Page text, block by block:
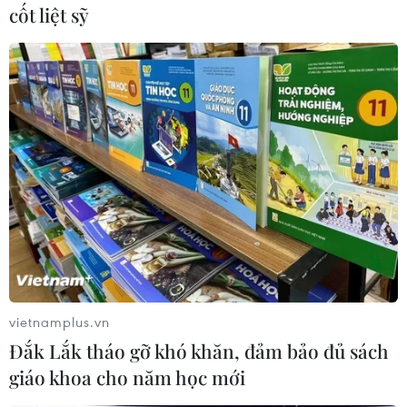
#Quảng cáo
TP. Hà Nội
Anh Áo
Theo dõi VietnamPlus
TIN CÙNG CHUYÊN MỤC
Ninh Bình phê duyệt hơn 500 tỷ
đồng xây dựng nhà chung cư cho
thuê
cốt liệt sỹ
vietnamplus.vn
Đắk Lắk tháo gỡ khó khăn, đảm bảo đủ sách
giáo khoa cho năm học mới